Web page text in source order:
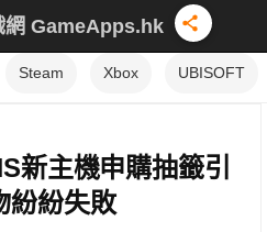
網 GameApps.hk
Steam Xbox UBISOFT
新主機申購抽籤引
紛紛失敗